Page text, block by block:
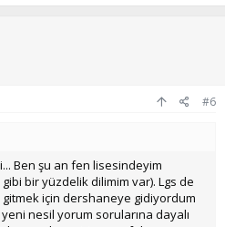
her türlü iradeli insanların
aptallaştırmak
zeki değil ve bu ikisini
gelen yeteneği olmayan
insanlarla eşit olanaklara
insan bizi ne yaparsak yapalım
#6
Ben şu an fen lisesindeyim
bir yüzdelik dilimim var). Lgs de
için dershaneye gidiyordum
yeni nesil yorum sorularına dayalı